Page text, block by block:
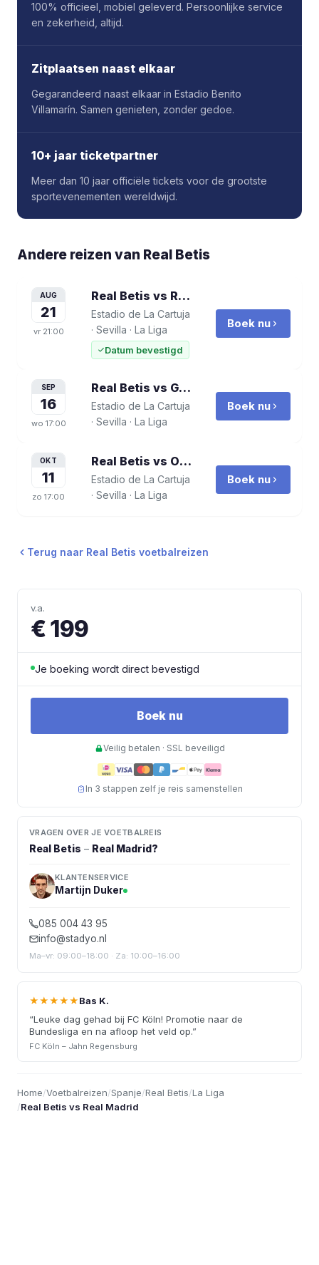
100% officieel, mobiel geleverd. Persoonlijke service
en zekerheid, altijd.
Zitplaatsen naast elkaar
Gegarandeerd naast elkaar in Estadio Benito
Villamarín. Samen genieten, zonder gedoe.
10+ jaar ticketpartner
Meer dan 10 jaar officiële tickets voor de grootste
sportevenementen wereldwijd.
Andere reizen van Real Betis
AUG
21
vr 21:00
Real Betis vs Real Sociedad
Estadio de La Cartuja
· Sevilla · La Liga
Datum bevestigd
Boek nu
SEP
16
wo 17:00
Real Betis vs Getafe CF
Estadio de La Cartuja
· Sevilla · La Liga
Boek nu
OKT
11
zo 17:00
Real Betis vs Osasuna
Estadio de La Cartuja
· Sevilla · La Liga
Boek nu
Terug naar Real Betis voetbalreizen
v.a.
€ 199
Je boeking wordt direct bevestigd
Boek nu
Veilig betalen · SSL beveiligd
In 3 stappen zelf je reis samenstellen
VRAGEN OVER JE VOETBALREIS
Real Betis – Real Madrid?
KLANTENSERVICE
Martijn Duker
085 004 43 95
info@stadyo.nl
Ma–vr: 09:00–18:00 · Za: 10:00–16:00
★★★★★Bas K.
“Leuke dag gehad bij FC Köln! Promotie naar de
Bundesliga en na afloop het veld op.”
FC Köln – Jahn Regensburg
Home/Voetbalreizen/Spanje/Real Betis/La Liga
/Real Betis vs Real Madrid